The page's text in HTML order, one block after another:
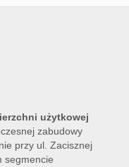
użytkowej
zabudowy
przy ul. Zacisznej
segmencie